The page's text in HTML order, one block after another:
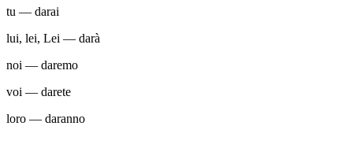
tu — darai
lui, lei, Lei — darà
noi — daremo
voi — darete
loro — daranno